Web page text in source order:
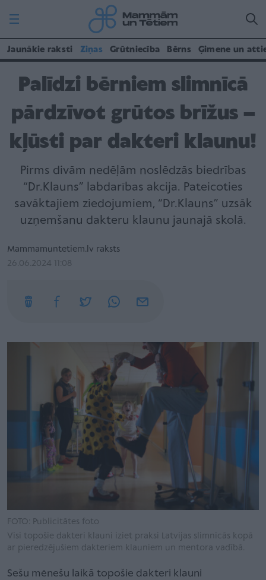
Jaunākie raksti Ziņas Grūtniecība Bērns Ģimene un
Palīdzi bērniem slimnīcā
pārdzīvot grūtos brīžus –
kļūsti par dakteri klaunu!
Pirms divām nedēļām noslēdzās biedrības
“Dr.Klauns” labdarības akcija. Pateicoties
savāktajiem ziedojumiem, “Dr.Klauns” uzsāk
uzņemšanu dakteru klaunu jaunajā skolā.
Mammamuntetiem.lv raksts
26.06.2024 11:08
FOTO: Publicitātes foto
Visi topošie dakteri klauni iziet praksi Latvijas slimnīcās kopā
ar pieredzējušiem dakteriem klauniem un mentora vadībā.
Sešu mēnešu laikā topošie dakteri klauni